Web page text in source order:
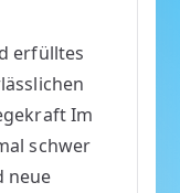
erfülltes
Im
schwer
neue